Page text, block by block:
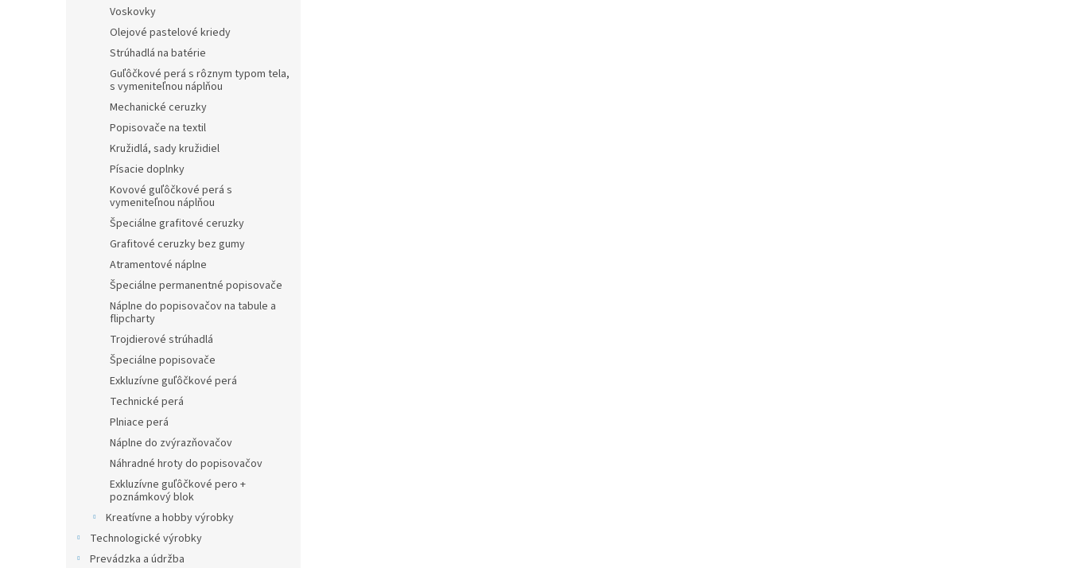
Voskovky
Olejové pastelové kriedy
Strúhadlá na batérie
Guľôčkové perá s rôznym typom tela,
s vymeniteľnou náplňou
Mechanické ceruzky
Popisovače na textil
Kružidlá, sady kružidiel
Písacie doplnky
Kovové guľôčkové perá s
vymeniteľnou náplňou
Špeciálne grafitové ceruzky
Grafitové ceruzky bez gumy
Atramentové náplne
Špeciálne permanentné popisovače
Náplne do popisovačov na tabule a
flipcharty
Trojdierové strúhadlá
Špeciálne popisovače
Exkluzívne guľôčkové perá
Technické perá
Plniace perá
Náplne do zvýrazňovačov
Náhradné hroty do popisovačov
Exkluzívne guľôčkové pero +
poznámkový blok
Kreatívne a hobby výrobky
Technologické výrobky
Prevádzka a údržba